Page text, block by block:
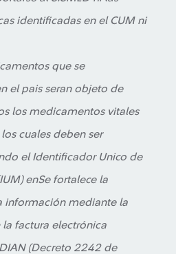
identificadas en el CUM ni
que se
el pais seran objeto de
los medicamentos vitales
cuales deben ser
el Identificador Unico de
enSe fortalece la
información mediante la
factura electrónica
(Decreto 2242 de